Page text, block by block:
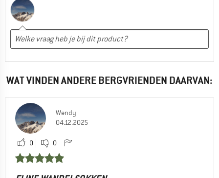
WAT VINDEN ANDERE BERGVRIENDEN DAARVAN:
Wendy
04.12.2025
0 0